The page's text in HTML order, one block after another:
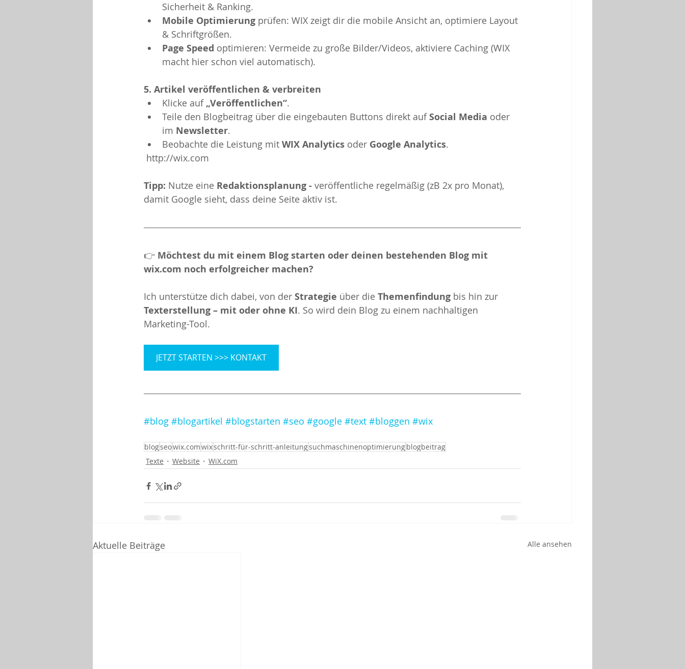
Sicherheit & Ranking.
Mobile Optimierung prüfen: WIX zeigt dir die mobile Ansicht an, optimiere Layout
& Schriftgrößen.
Page Speed optimieren: Vermeide zu große Bilder/Videos, aktiviere Caching (WIX
macht hier schon viel automatisch).
5. Artikel veröffentlichen & verbreiten
Klicke auf „Veröffentlichen“.
Teile den Blogbeitrag über die eingebauten Buttons direkt auf Social Media oder
im Newsletter.
Beobachte die Leistung mit WIX Analytics oder Google Analytics.
http://wix.com
Tipp: Nutze eine Redaktionsplanung - veröffentliche regelmäßig (zB 2x pro Monat),
damit Google sieht, dass deine Seite aktiv ist.
👉 Möchtest du mit einem Blog starten oder deinen bestehenden Blog mit
wix.com noch erfolgreicher machen?
Ich unterstütze dich dabei, von der Strategie über die Themenfindung bis hin zur
Texterstellung – mit oder ohne KI. So wird dein Blog zu einem nachhaltigen
Marketing-Tool.
JETZT STARTEN >>> KONTAKT
#blog #blogartikel #blogstarten #seo #google #text #bloggen #wix
blogseowix.comwixschritt-für-schritt-anleitungsuchmaschinenoptimierungblogbeitrag
Texte
Website WiX.com
Aktuelle Beiträge Alle ansehen